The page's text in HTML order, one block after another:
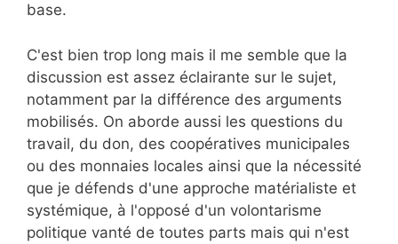
base.
C'est bien trop long mais il me semble que la
discussion est assez éclairante sur le sujet,
notamment par la différence des arguments
mobilisés. On aborde aussi les questions du
travail, du don, des coopératives municipales
ou des monnaies locales ainsi que la nécessité
que je défends d'une approche matérialiste et
systémique, à l'opposé d'un volontarisme
politique vanté de toutes parts mais qui n'est